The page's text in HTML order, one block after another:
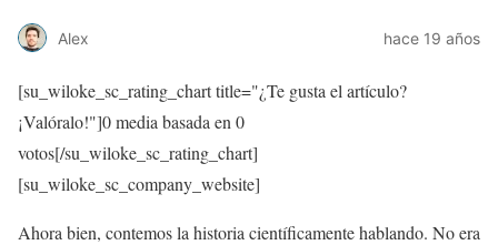
Alex hace 19 años
[su_wiloke_sc_rating_chart title="¿Te gusta el artículo?
¡Valóralo!"]0media basada en 0
votos[/su_wiloke_sc_rating_chart]
[su_wiloke_sc_company_website]
Ahora bien, contemos la historia científicamente hablando. No era